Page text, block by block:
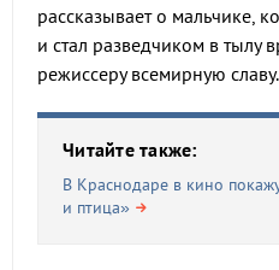
рассказывает о мальчике,
и стал разведчиком в тылу
режиссеру всемирную славу.
Читайте также:
В Краснодаре в кино
и птица»